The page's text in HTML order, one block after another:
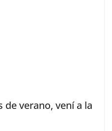
de verano, vení a la